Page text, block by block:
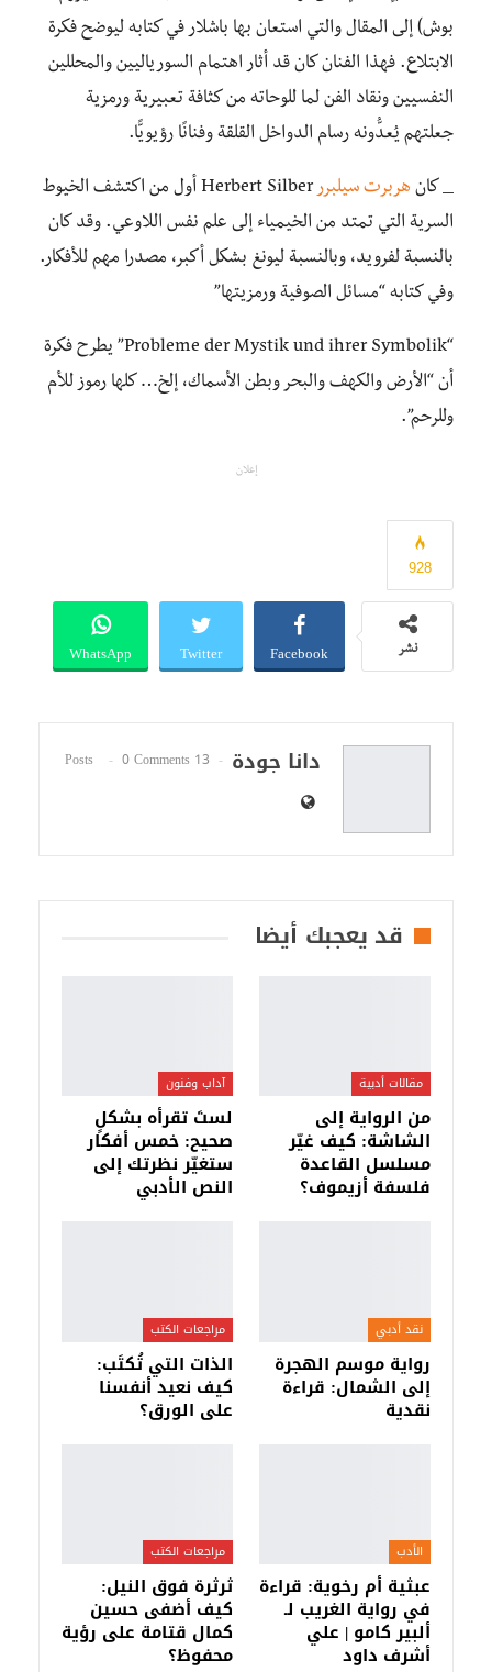
بوش) إلى المقال والتي استعان بها باشلار في كتابه ليوضح فكرة
الابتلاع. فهذا الفنان كان قد أثار اهتمام السورياليين والمحللين
النفسيين ونقاد الفن لما للوحاته من كثافة تعبيرية ورمزية
جعلتهم يُعدُّونه رسام الدواخل القلقة وفنانًا رؤيويًّا.
_ كان هربرت سيلبرر
Herbert Silber أول من اكتشف الخيوط
السرية التي تمتد من الخيمياء إلى علم نفس اللاوعي. وقد كان
بالنسبة لفرويد، وبالنسبة ليونغ بشكل أكبر، مصدرا مهم للأفكار.
وفي كتابه “مسائل الصوفية ورمزيتها”
“Probleme der Mystik und ihrer Symbolik” يطرح فكرة
أن “الأرض والكهف والبحر وبطن الأسماك، إلخ… كلها رموز للأم
وللرحم”.
إعلان
928
نشر Facebook
Twitter
WhatsApp
دانا جودة 13 Posts
0 Comments
قد يعجبك أيضا
مقالات أدبية
من الرواية إلى
الشاشة: كيف غيّر
مسلسل القاعدة
فلسفة أزيموف؟
آداب وفنون
لستَ تقرأه بشكلٍ
صحيح: خمس أفكار
ستغيّر نظرتك إلى
النص الأدبي
نقد أدبي
رواية موسم الهجرة
إلى الشمال: قراءة
نقدية
مراجعات الكتب
الذات التي تُكتَب:
كيف نعيد أنفسنا
على الورق؟
الأدب
عبثية أم رخوية: قراءة
في رواية الغريب لـ
ألبير كامو | علي
أشرف داود
مراجعات الكتب
ثرثرة فوق النيل:
كيف أضفى حسين
كمال قتامة على رؤية
محفوظ؟